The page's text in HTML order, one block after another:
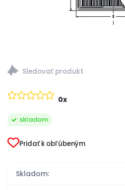
skladom
0x
Pridať k obľúbeným
Skladom: